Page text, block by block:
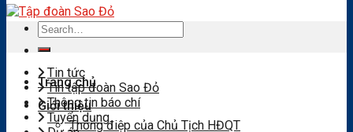
Trang chủ
Giới thiệu
Thông điệp của Chủ Tịch HĐQT
Search
for:
Tin tức
Tin tập đoàn Sao Đỏ
Thông tin báo chí
Tuyển dụng